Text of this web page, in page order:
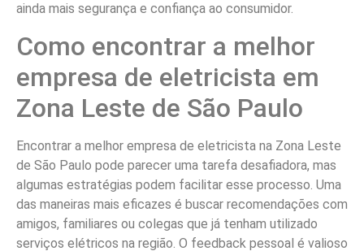
ainda mais segurança e confiança ao consumidor.
Como encontrar a melhor
empresa de eletricista em
Zona Leste de São Paulo
Encontrar a melhor empresa de eletricista na Zona Leste
de São Paulo pode parecer uma tarefa desafiadora, mas
algumas estratégias podem facilitar esse processo. Uma
das maneiras mais eficazes é buscar recomendações com
amigos, familiares ou colegas que já tenham utilizado
serviços elétricos na região. O feedback pessoal é valioso